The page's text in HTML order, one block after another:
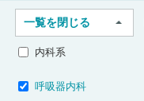
一覧を閉じる
内科系
呼吸器内科